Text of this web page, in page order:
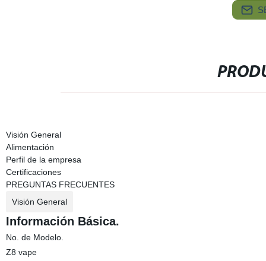
Visión General
Alimentación
Perfil de la empresa
Certificaciones
PREGUNTAS FRECUENTES
Visión General
Información Básica.
No. de Modelo.
Z8 vape